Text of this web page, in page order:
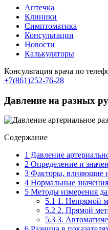
Аптечка
Клиники
Симптоматика
Консультации
Новости
Калькуляторы
Консультация врача по
+7(861)252-76-28
Давление на разных
Содержание
1 Давление
2 Определение и
3 Факторы, влияющие
4 Нормальные
5 Методы измерения
5.1 1. Непрямой
5.2 2. Прямой
5.3 3.